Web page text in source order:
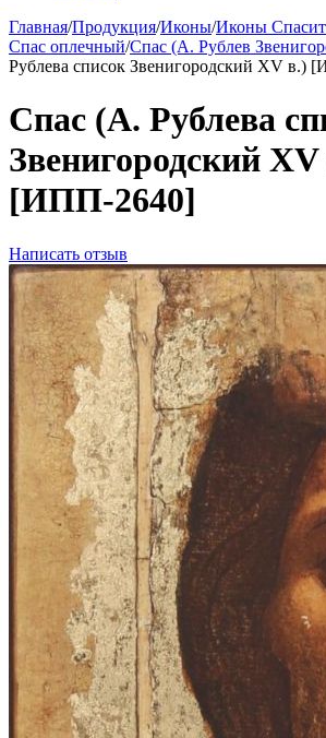
Главная/Продукция/Иконы/Иконы
Спас оплечный/Спас (А. Рублев
Рублева список Звенигородский XV в.)
Спас (А. Рублева
Звенигородский XV
[ИПП-2640]
Написать отзыв